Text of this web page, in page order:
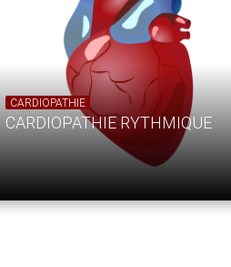
CARDIOPATHIE
CARDIOPATHIE RYTHMIQUE